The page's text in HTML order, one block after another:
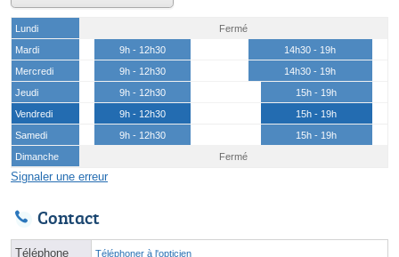
Lundi
Fermé
Mardi
9h - 12h30
14h30 - 19h
Mercredi
9h - 12h30
14h30 - 19h
Jeudi
9h - 12h30
15h - 19h
Vendredi
9h - 12h30
15h - 19h
Samedi
9h - 12h30
15h - 19h
Dimanche
Fermé
Signaler une erreur
Contact
Téléphone Téléphoner à l'opticien